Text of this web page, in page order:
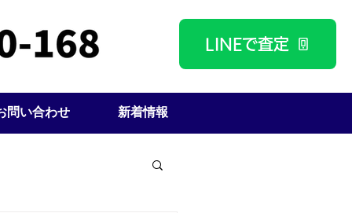
LINEで査定
問い合わせ 新着情報